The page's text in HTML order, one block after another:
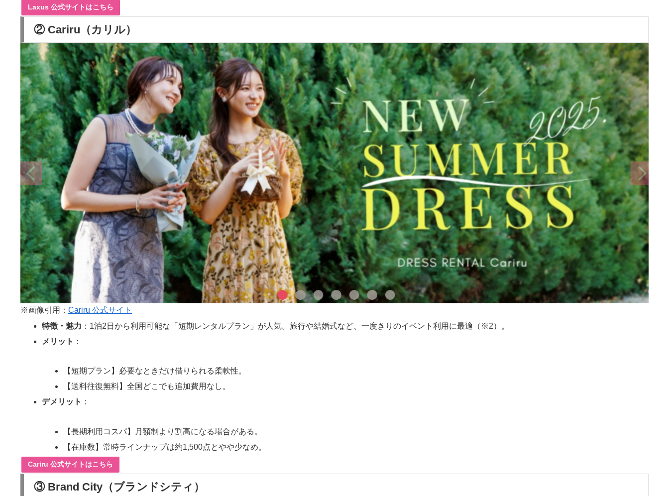
Laxus 公式サイトはこちら
② Cariru（カリル）
※画像引用： Cariru 公式サイト
特徴・魅力 ：1泊2日から利用可能な「短期レンタルプラン」が人気。旅行や結婚式など、一度きりのイベント利用に最適（※2）。
メリット ：
【短期プラン】必要なときだけ借りられる柔軟性。
【送料往復無料】全国どこでも追加費用なし。
デメリット ：
【長期利用コスパ】月額制より割高になる場合がある。
【在庫数】常時ラインナップは約1,500点とやや少なめ。
Cariru 公式サイトはこちら
③ Brand City（ブランドシティ）